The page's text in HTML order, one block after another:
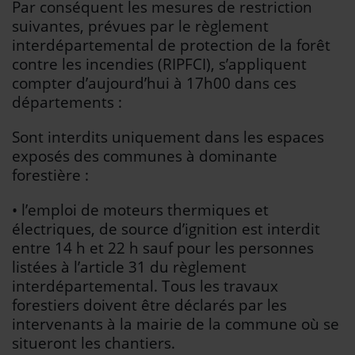
Se connecter
Par conséquent les mesures de restriction
suivantes, prévues par le règlement
interdépartemental de protection de la forêt
contre les incendies (RIPFCI), s’appliquent
compter d’aujourd’hui à 17h00 dans ces
départements :
Sont interdits uniquement dans les espaces
exposés des communes à dominante
forestière :
• l’emploi de moteurs thermiques et
électriques, de source d’ignition est interdit
entre 14 h et 22 h sauf pour les personnes
listées à l’article 31 du règlement
interdépartemental. Tous les travaux
forestiers doivent être déclarés par les
intervenants à la mairie de la commune où se
situeront les chantiers.